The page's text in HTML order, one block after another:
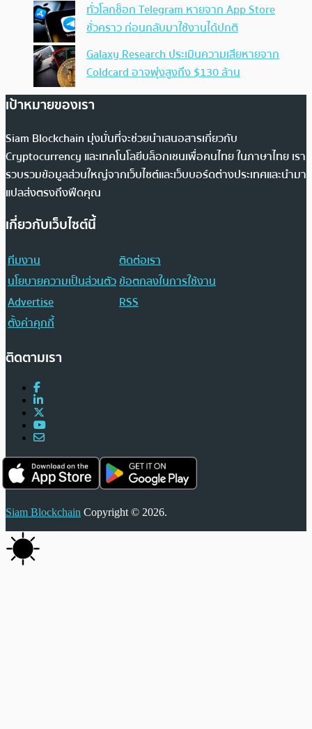
ทั่วโลกช็อก Telegram หายจาก App Store
ชั่วคราว ก่อนกลับมาใช้งานได้ปกติ
Galaxy Research ประเมินความเสียหายจาก
Coldcard อาจพุ่งสูงถึง $130 ล้าน
เป้าหมายของเรา
Siam Blockchain มุ่งมั่นที่จะช่วยนำเสนอสารเกี่ยวกับ
Cryptocurrency และเทคโนโลยีบล็อกเชนเพื่อคนไทย ในภาษาไทย เรา
รวบรวมข้อมูลส่วนใหญ่จากเว็บไซต์และเว็บบอร์ดต่างประเทศและนำมา
แปลส่งตรงถึงฟีดคุณ
เกี่ยวกับเว็บไซต์นี้
ทีมงาน
ติดต่อเรา
นโยบายความเป็นส่วนตัวข้อตกลงในการใช้งาน
Advertise
RSS
ตั้งค่าคุกกี้
ติดตามเรา
Siam Blockchain Copyright © 2026.